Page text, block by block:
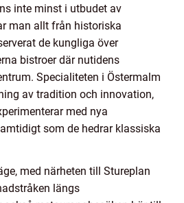
inte minst i utbudet av
man allt från historiska
de kungliga över
bistroer där nutidens
Specialiteten i Östermalm
av tradition och innovation,
med nya
som de hedrar klassiska
med närheten till Stureplan
längs